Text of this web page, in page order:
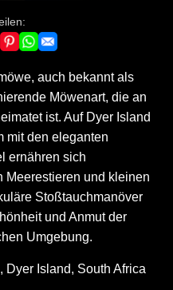
auch bekannt als
Möwenart, die an
ist. Auf Dyer Island
mit den eleganten
ernähren sich
Meerestieren und kleinen
Stoßtauchmanöver
und Anmut der
Umgebung.
Dyer Island, South Africa